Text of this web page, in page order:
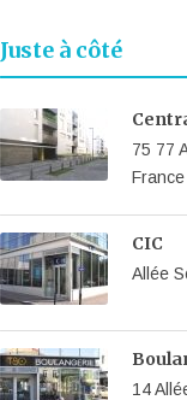
Juste à côté
75 77
France
CIC
Allée
14